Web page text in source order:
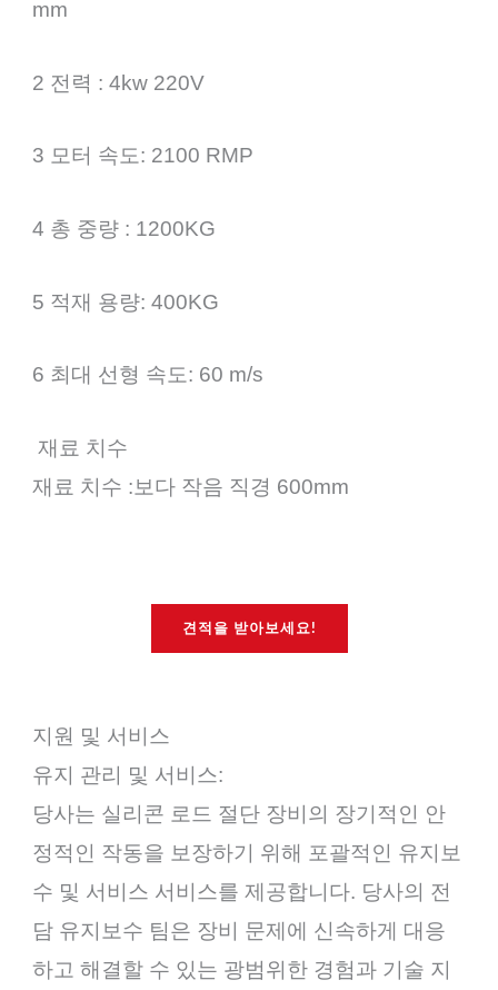
mm
2 전력 : 4kw 220V
3 모터 속도: 2100 RMP
4 총 중량 : 1200KG
5 적재 용량: 400KG
6 최대 선형 속도: 60 m/s
재료 치수
재료 치수 :보다 작음 직경 600mm
견적을 받아보세요!
지원 및 서비스
유지 관리 및 서비스:
당사는 실리콘 로드 절단 장비의 장기적인 안
정적인 작동을 보장하기 위해 포괄적인 유지보
수 및 서비스 서비스를 제공합니다. 당사의 전
담 유지보수 팀은 장비 문제에 신속하게 대응
하고 해결할 수 있는 광범위한 경험과 기술 지